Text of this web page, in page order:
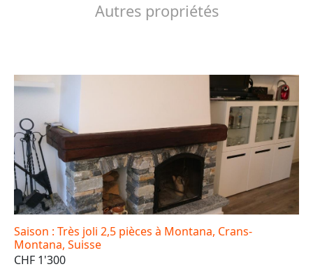
Autres propriétés
Saison : Très joli 2,5 pièces à Montana, Crans-
Montana, Suisse
CHF 1'300